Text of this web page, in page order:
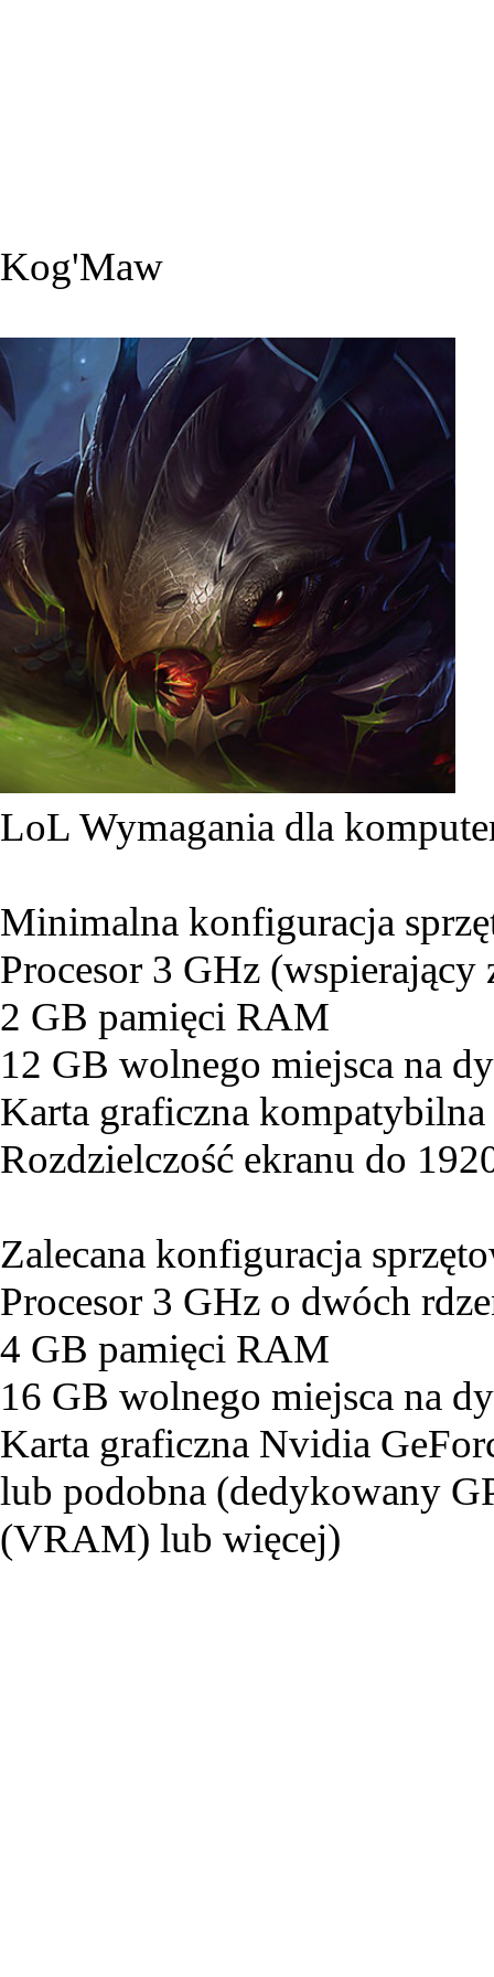
Kog'Maw
LoL Wymagania dla
Minimalna konfiguracja
Procesor 3 GHz
2 GB pamięci RAM
12 GB wolnego miejsca na
Karta graficzna kompatybilna
Rozdzielczość ekranu do
Zalecana konfiguracja
Procesor 3 GHz o dwóch
4 GB pamięci RAM
16 GB wolnego miejsca na
Karta graficzna Nvidia
lub podobna (dedykowany
(VRAM) lub więcej)